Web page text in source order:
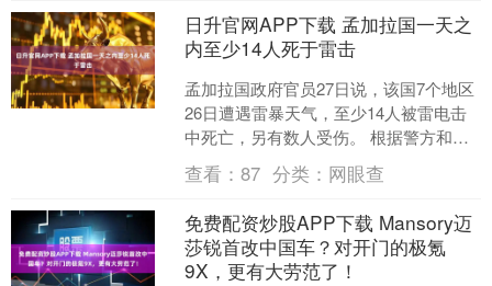
日升官网APP下载 孟加拉国一天之
内至少14人死于雷击
孟加拉国政府官员27日说，该国7个地区
26日遭遇雷暴天气，至少14人被雷电击
中死亡，另有数人受伤。 根据警方和多
地官员收到的报告，孟加拉国北部戈伊
班达因雷击死亡....
查看：87 分类： 网眼查
免费配资炒股APP下载 Mansory迈
莎锐首改中国车？对开门的极氪
9X，更有大劳范了！